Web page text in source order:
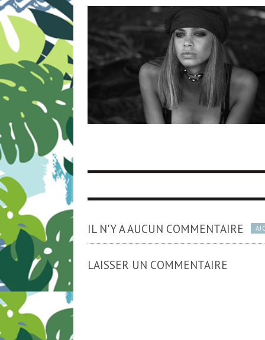
IL N'Y A AUCUN COMMENTAIRE
LAISSER UN COMMENTAIRE